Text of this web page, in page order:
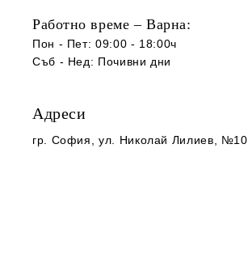
Работно време – Варна:
Пон - Пет: 09:00 - 18:00ч
Съб - Нед: Почивни дни
Адреси
гр. София , ул. Николай Лилиев, №10